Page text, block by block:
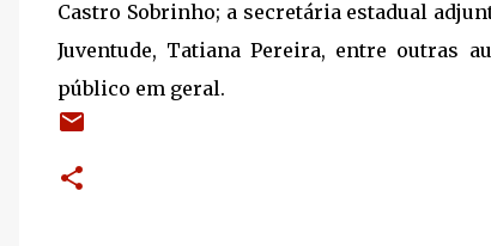
Castro Sobrinho; a secretária estadual
Juventude, Tatiana Pereira, entre outras
público em geral.